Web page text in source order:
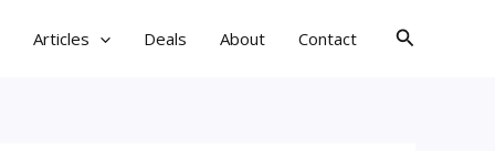
Articles Deals About Contact
검